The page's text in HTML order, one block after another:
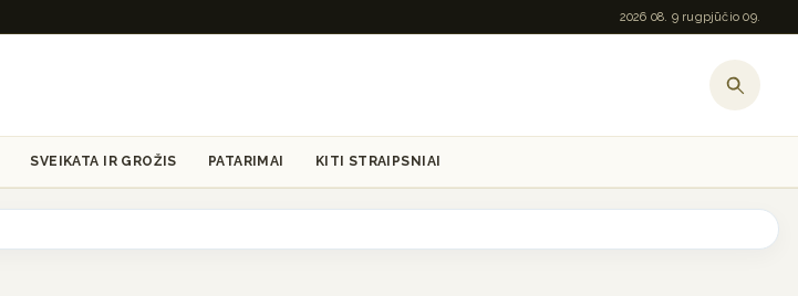
2026 08. 9 rugpjūčio 09.
SVEIKATA IR GROŽIS PATARIMAI KITI STRAIPSNIAI